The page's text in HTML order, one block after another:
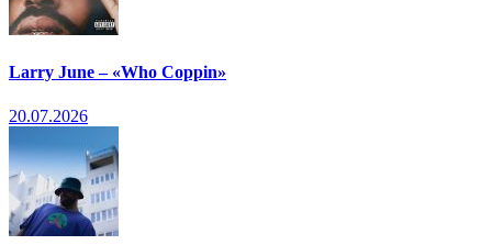
Larry June – «Who Coppin»
20.07.2026